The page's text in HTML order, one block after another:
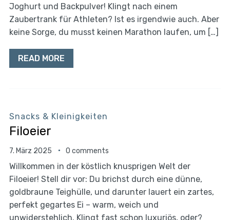
Joghurt und Backpulver! Klingt nach einem
Zaubertrank für Athleten? Ist es irgendwie auch. Aber
keine Sorge, du musst keinen Marathon laufen, um […]
READ MORE
Snacks & Kleinigkeiten
Filoeier
7. März 2025 0 comments
Willkommen in der köstlich knusprigen Welt der
Filoeier! Stell dir vor: Du brichst durch eine dünne,
goldbraune Teighülle, und darunter lauert ein zartes,
perfekt gegartes Ei – warm, weich und
unwiderstehlich. Klingt fast schon luxuriös, oder?